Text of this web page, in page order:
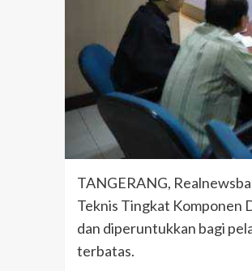
TANGERANG,
Teknis Tingkat Komponen
dan diperuntukkan bagi
terbatas.